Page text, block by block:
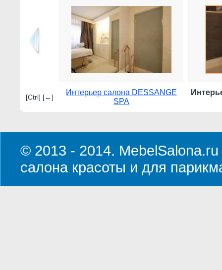
[Ctrl] [←]
Интерьер салона DESSANGE
SPA
© 2013 - 2014.
салона красоты и для